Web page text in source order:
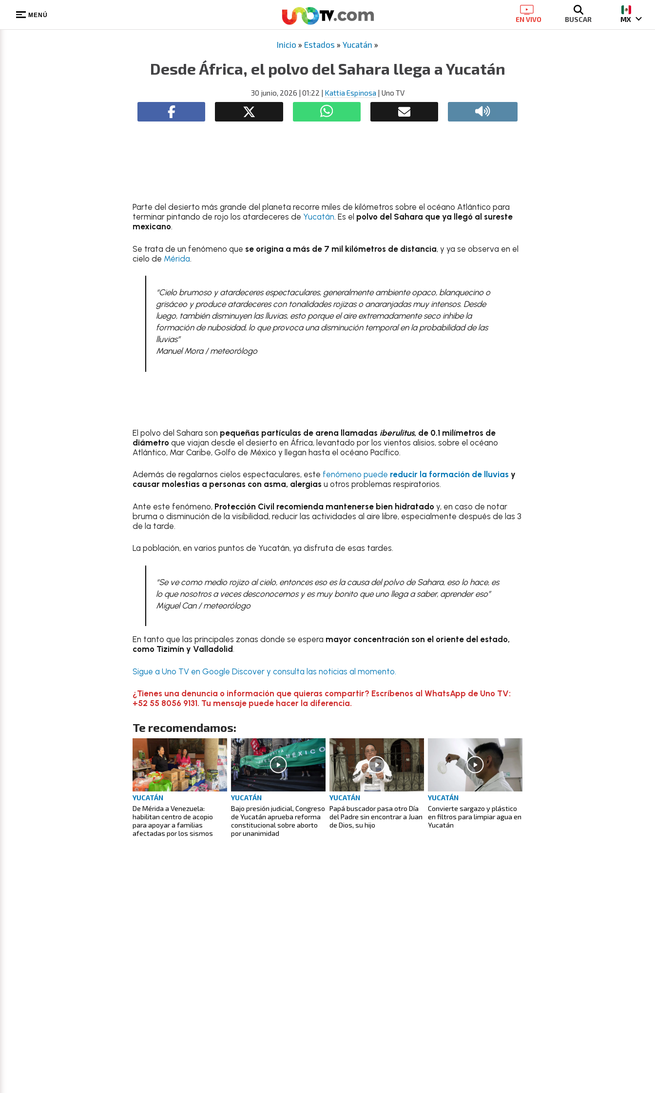
MENÚ EN VIVO BUSCAR MX
Inicio » Estados » Yucatán »
Desde África, el polvo del Sahara llega a Yucatán
30 junio, 2026 | 01:22 | Kattia Espinosa | Uno TV
Parte del desierto más grande del planeta recorre miles de kilómetros sobre el océano Atlántico para
terminar pintando de rojo los atardeceres de Yucatán. Es el polvo del Sahara que ya llegó al sureste
mexicano.
Se trata de un fenómeno que se origina a más de 7 mil kilómetros de distancia, y ya se observa en el
cielo de Mérida.
“Cielo brumoso y atardeceres espectaculares, generalmente ambiente opaco, blanquecino o
grisáceo y produce atardeceres con tonalidades rojizas o anaranjadas muy intensos. Desde
luego, también disminuyen las lluvias, esto porque el aire extremadamente seco inhibe la
formación de nubosidad, lo que provoca una disminución temporal en la probabilidad de las
lluvias”
Manuel Mora / meteorólogo
El polvo del Sahara son pequeñas partículas de arena llamadas iberulitus, de 0.1 milímetros de
diámetro que viajan desde el desierto en África, levantado por los vientos alisios, sobre el océano
Atlántico, Mar Caribe, Golfo de México y llegan hasta el océano Pacífico.
Además de regalarnos cielos espectaculares, este fenómeno puede reducir la formación de lluvias y
causar molestias a personas con asma, alergias u otros problemas respiratorios.
Ante este fenómeno, Protección Civil recomienda mantenerse bien hidratado y, en caso de notar
bruma o disminución de la visibilidad, reducir las actividades al aire libre, especialmente después de las 3
de la tarde.
La población, en varios puntos de Yucatán, ya disfruta de esas tardes.
“Se ve como medio rojizo al cielo, entonces eso es la causa del polvo de Sahara, eso lo hace, es
lo que nosotros a veces desconocemos y es muy bonito que uno llega a saber, aprender eso”
Miguel Can / meteorólogo
En tanto que las principales zonas donde se espera mayor concentración son el oriente del estado,
como Tizimín y Valladolid.
Sigue a Uno TV en Google Discover y consulta las noticias al momento.
¿Tienes una denuncia o información que quieras compartir? Escríbenos al WhatsApp de Uno TV:
+52 55 8056 9131. Tu mensaje puede hacer la diferencia.
Te recomendamos:
YUCATÁN
De Mérida a Venezuela:
habilitan centro de acopio
para apoyar a familias
afectadas por los sismos
YUCATÁN
Bajo presión judicial, Congreso
de Yucatán aprueba reforma
constitucional sobre aborto
por unanimidad
YUCATÁN
Papá buscador pasa otro Día
del Padre sin encontrar a Juan
de Dios, su hijo
YUCATÁN
Convierte sargazo y plástico
en filtros para limpiar agua en
Yucatán